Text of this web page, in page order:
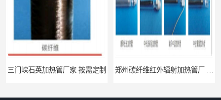
三门峡石英加热管厂家 按需定制